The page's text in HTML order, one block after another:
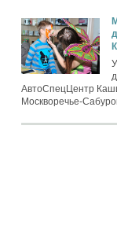
АвтоСпецЦентр
Москворечье-